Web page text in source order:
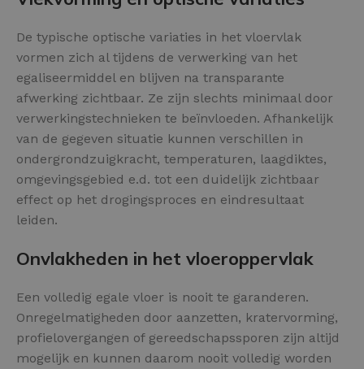
De typische optische variaties in het vloervlak
vormen zich al tijdens de verwerking van het
egaliseermiddel en blijven na transparante
afwerking zichtbaar. Ze zijn slechts minimaal door
verwerkingstechnieken te beïnvloeden. Afhankelijk
van de gegeven situatie kunnen verschillen in
ondergrondzuigkracht, temperaturen, laagdiktes,
omgevingsgebied e.d. tot een duidelijk zichtbaar
effect op het drogingsproces en eindresultaat
leiden.
Onvlakheden in het vloeroppervlak
Een volledig egale vloer is nooit te garanderen.
Onregelmatigheden door aanzetten, kratervorming,
profielovergangen of gereedschapssporen zijn altijd
mogelijk en kunnen daarom nooit volledig worden